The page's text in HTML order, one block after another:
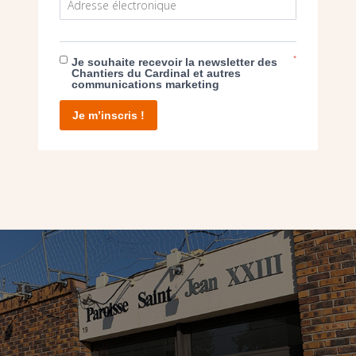
JEAN-XXIII (FONTENAY-SOUS-BOIS)
Je souhaite recevoir la newsletter des
Chantiers du Cardinal et autres
communications marketing
*
Je m’inscris !